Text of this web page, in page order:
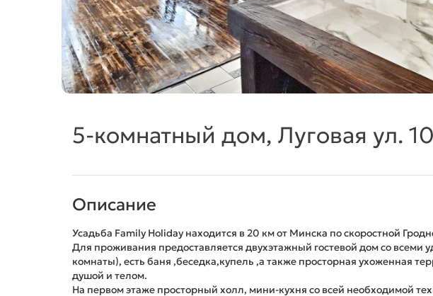
5-комнатный дом, Луговая ул. 10
Описание
Усадьба Family Holiday находится в 20 км от Минска по скоростной
Для проживания предоставляется двухэтажный гостевой дом со всеми
комнаты), есть баня ,беседка,купель ,а также просторная ухоженная
душой и телом.
На первом этаже просторный холл, мини-кухня со всей необходимой